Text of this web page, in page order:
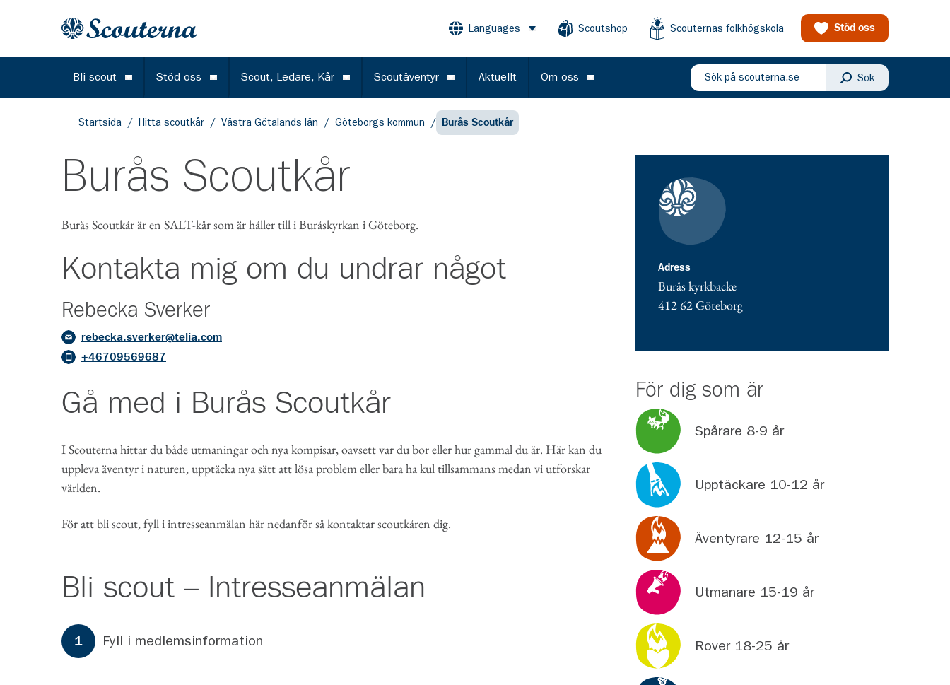
Gå till huvudinnehållet
Languages Öppna menyScoutshop Scouternas folkhögskola Stöd oss
Bli scout Öppna meny
Stöd oss Öppna meny
Scout, Ledare, Kår Öppna meny
Scoutäventyr Öppna meny
Aktuellt Om oss Öppna meny
Sök på scouterna.se Sök
Startsida / Hitta scoutkår / Västra Götalands län / Göteborgs kommun / Burås Scoutkår
Burås Scoutkår
Burås Scoutkår är en SALT-kår som är håller till i Buråskyrkan i Göteborg.
Kontakta mig om du undrar något
Rebecka Sverker
rebecka.sverker@telia.com
+46709569687
Gå med i Burås Scoutkår
I Scouterna hittar du både utmaningar och nya kompisar, oavsett var du bor eller hur gammal du är. Här kan du
uppleva äventyr i naturen, upptäcka nya sätt att lösa problem eller bara ha kul tillsammans medan vi utforskar
världen.
För att bli scout, fyll i intresseanmälan här nedanför så kontaktar scoutkåren dig.
Bli scout – Intresseanmälan
Formuläret har steg.
1 Steg 1
Fyll i medlemsinformation
Kontaktuppgifter
Adressadress för Burås Scoutkår
Burås kyrkbacke
412 62Göteborg
För dig som är
Spårare 8-9 år
Upptäckare 10-12 år
Äventyrare 12-15 år
Utmanare 15-19 år
Rover 18-25 år